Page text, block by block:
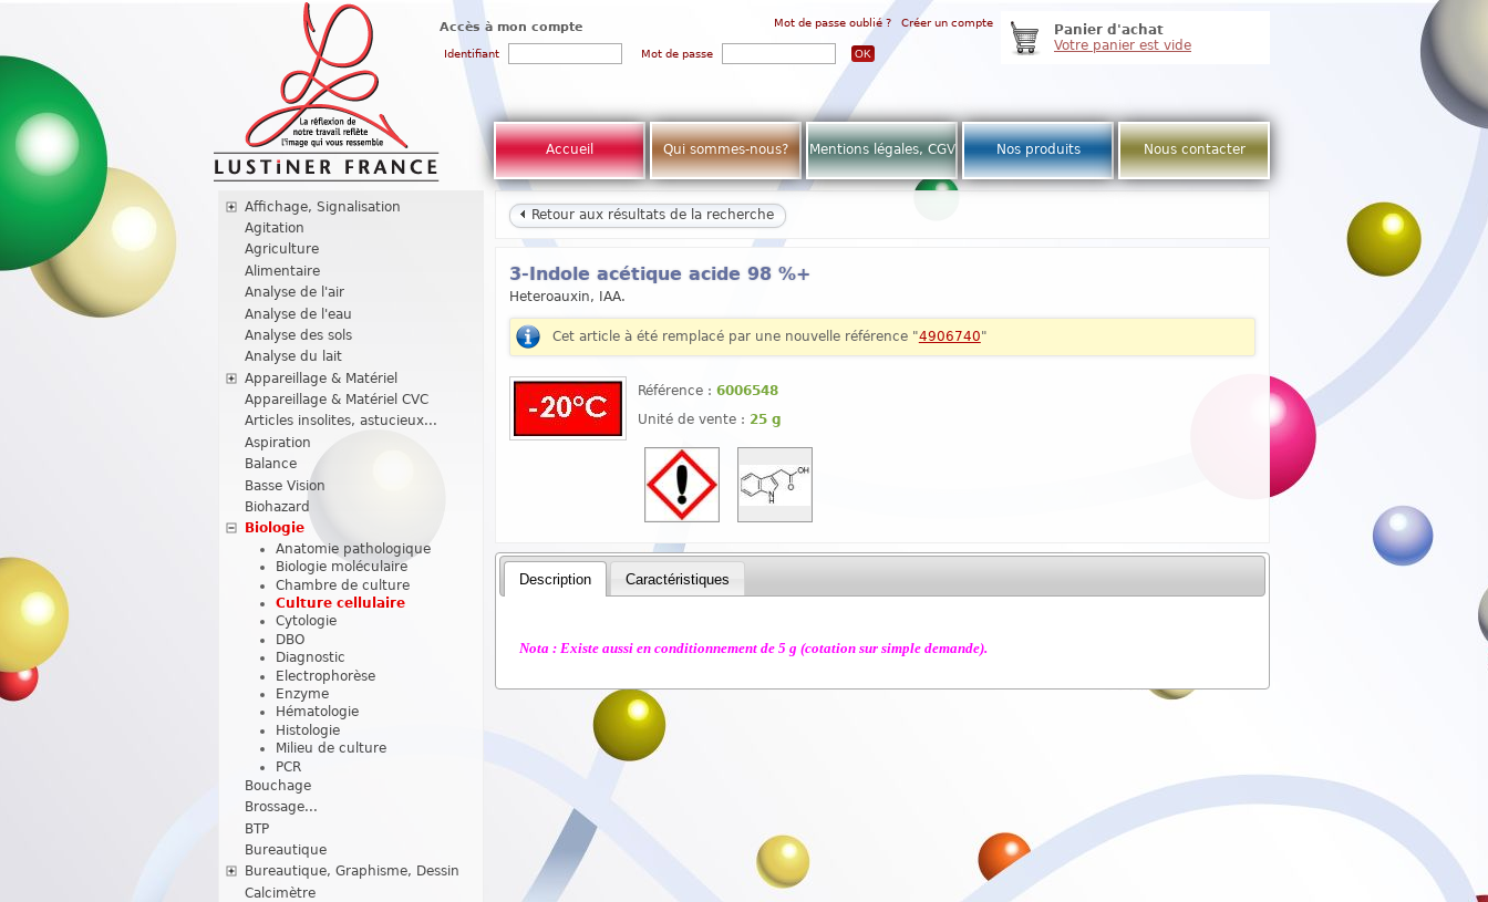
Accès à mon compte Mot de passe oublié ? Créer un compte
Identifiant Mot de passe
Panier d'achat
Votre panier est vide
Accueil Qui sommes-nous? Mentions légales, CGV Nos produits Nous contacter
Affichage, Signalisation
Agitation
Agriculture
Alimentaire
Analyse de l'air
Analyse de l'eau
Analyse des sols
Analyse du lait
Appareillage & Matériel
Appareillage & Matériel CVC
Articles insolites, astucieux...
Aspiration
Balance
Basse Vision
Biohazard
Biologie
Anatomie pathologique
Biologie moléculaire
Chambre de culture
Culture cellulaire
Cytologie
DBO
Diagnostic
Electrophorèse
Enzyme
Hématologie
Histologie
Milieu de culture
PCR
Bouchage
Brossage...
BTP
Bureautique
Bureautique, Graphisme, Dessin
Calcimètre
Retour aux résultats de la recherche
3-Indole acétique acide 98 %+
Heteroauxin, IAA.
Cet article à été remplacé par une nouvelle référence "4906740"
Référence : 6006548
Unité de vente : 25 g
Description Caractéristiques
Nota : Existe aussi en conditionnement de 5 g (cotation sur simple demande).